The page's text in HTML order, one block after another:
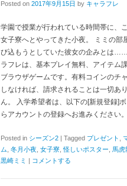
Posted on 2017年9月15日 by キャラフレ
学園で授業が行われている時間帯に、
女子寮へとやってきた小夜。 ミミの部
び込もうとしていた彼女の企みとは
ラフレは、基本プレイ無料、アイテム
ブラウザゲームです。有料コインのチ
しなければ、請求されることは一切あ
ん。 入学希望者は、以下の[新規登録]
らアカウントの登録へお進みください。
Posted in シーズン2 | Tagged プレゼント
ム 冬月小夜 女子寮 ,怪しいポスター 馬虎
黒崎ミミ | コメントする